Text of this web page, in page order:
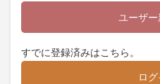
ユーザ
すでに登録済みはこちら。
ロ